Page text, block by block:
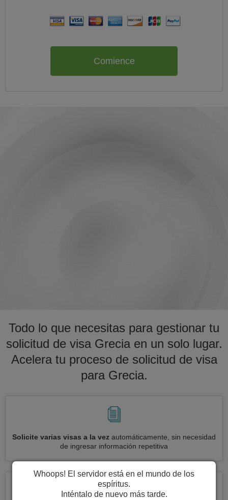
Comience
Todo lo que necesitas para gestionar tu
solicitud de visa Grecia en un solo lugar.
Acelera tu proceso de solicitud de visa
para Grecia.
Solicite varias visas a la vez automáticamente, sin necesidad
de ingresar información repetitiva
Whoops! El servidor está en el mundo de los
espíritus.
Inténtalo de nuevo más tarde.